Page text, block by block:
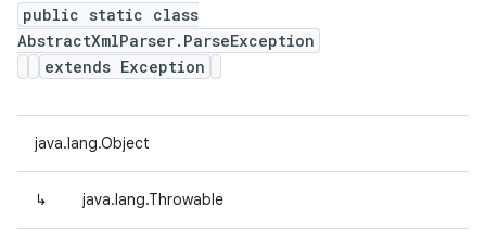
public static class
AbstractXmlParser.ParseException
extends Exception
java.lang.Object
↳ java.lang.Throwable